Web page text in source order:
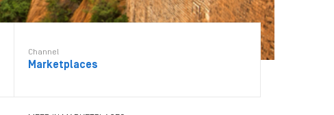
Channel
Marketplaces